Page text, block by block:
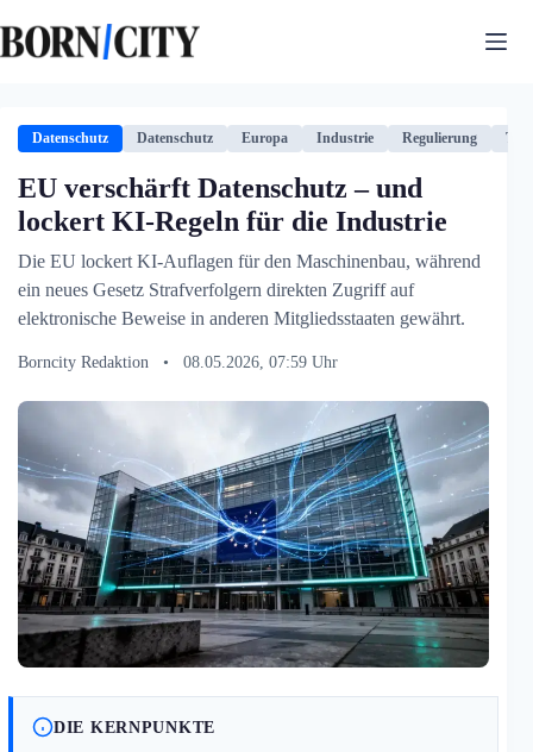
Inhalt
springen
Datenschutz Datenschutz Europa Industrie Regulierung
EU verschärft Datenschutz – und
lockert KI-Regeln für die Industrie
Die EU lockert KI-Auflagen für den Maschinenbau, während
ein neues Gesetz Strafverfolgern direkten Zugriff auf
elektronische Beweise in anderen Mitgliedsstaaten gewährt.
Borncity Redaktion • 08.05.2026, 07:59 Uhr
DIE KERNPUNKTE